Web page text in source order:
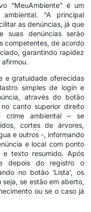
“MeuAmbiente” é um
“A principal
as denúncias, já que
denúncias serão
competentes, de acordo
garantindo rapidez
afirmou.
e gratuidade oferecidas
simples de login e
através do botão
no canto superior direito
crime ambiental – se
cortes de árvores,
e outros -, informando
e local com ponto
e texto resumido. Após
depois do registro o
no botão ‘Lista’, os
se estão em aberto,
ou se o caso já